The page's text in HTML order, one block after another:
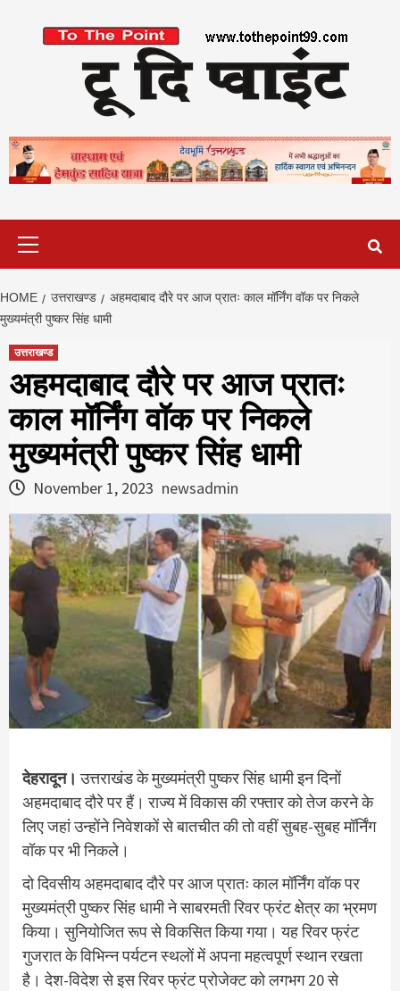
HOME उत्तराखण्ड
अहमदाबाद दौरे पर आज प्रातः काल मॉर्निंग वॉक पर निकले
मुख्यमंत्री पुष्कर सिंह धामी
उत्तराखण्ड
अहमदाबाद दौरे पर आज प्रातः
काल मॉर्निंग वॉक पर निकले
मुख्यमंत्री पुष्कर सिंह धामी
November 1, 2023 newsadmin
देहरादून।उत्तराखंड के मुख्यमंत्री पुष्कर सिंह धामी इन दिनों
अहमदाबाद दौरे पर हैं। राज्य में विकास की रफ्तार को तेज करने के
लिए जहां उन्होंने निवेशकों से बातचीत की तो वहीं सुबह-सुबह मॉर्निंग
वॉक पर भी निकले।
दो दिवसीय अहमदाबाद दौरे पर आज प्रातः काल मॉर्निंग वॉक पर
मुख्यमंत्री पुष्कर सिंह धामी ने साबरमती रिवर फ्रंट क्षेत्र का भ्रमण
किया। सुनियोजित रूप से विकसित किया गया। यह रिवर फ्रंट
गुजरात के विभिन्न पर्यटन स्थलों में अपना महत्वपूर्ण स्थान रखता
है। देश-विदेश से इस रिवर फ्रंट प्रोजेक्ट को लगभग 20 से